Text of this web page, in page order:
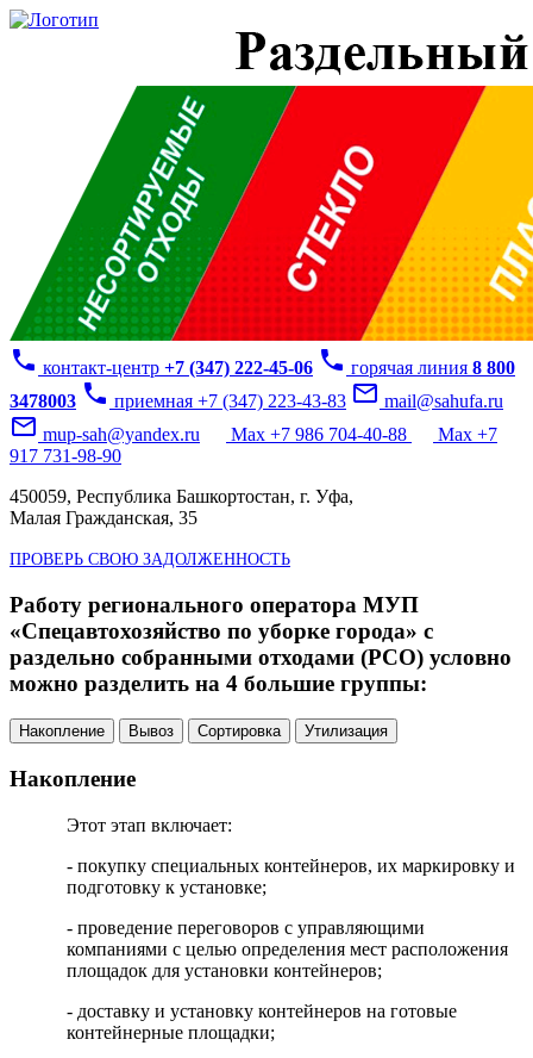
phone контакт-центр +7 (347) 222-45-06 phone горячая линия 8 800
3478003 phone приемная +7 (347) 223-43-83 mail_outline mail@sahufa.ru
mail_outline mup-sah@yandex.ru Max +7 986 704-40-88
Max +7
917 731-98-90
450059, Республика Башкортостан, г. Уфа,
Малая Гражданская, 35
ПРОВЕРЬ СВОЮ ЗАДОЛЖЕННОСТЬ
Работу регионального оператора МУП
«Спецавтохозяйство по уборке города» с
раздельно собранными отходами (РСО) условно
можно разделить на 4 большие группы:
Накопление Вывоз Сортировка Утилизация
Накопление
Этот этап включает:
- покупку специальных контейнеров, их маркировку и
подготовку к установке;
- проведение переговоров с управляющими
компаниями с целью определения мест расположения
площадок для установки контейнеров;
- доставку и установку контейнеров на готовые
контейнерные площадки;